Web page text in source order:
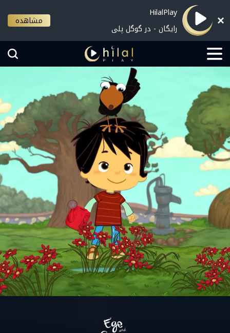
HilalPlay
رایگان - در گوگل پلی
مشاهده